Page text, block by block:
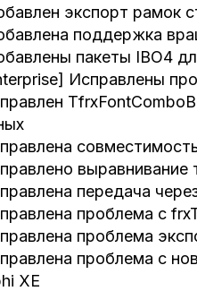
экспорт рамок
поддержка
пакеты IBO4
Исправлены
выравнивание
передача
проблема с
проблема
проблема с
XE